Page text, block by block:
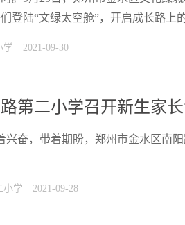
登陆“文绿太空舱”，开启成长路上
学 2021-09-30
第二小学召开新生家
奋，带着期盼，郑州市金水区南阳
小学 2021-09-28